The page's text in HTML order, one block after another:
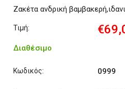
Ζακέτα ανδρική
Τιμή:
Διαθέσιμο
Κωδικός: 0999